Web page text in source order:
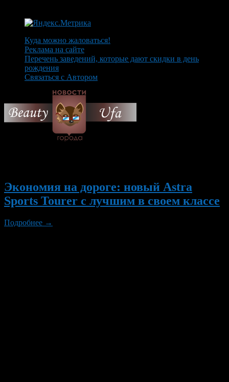
Куда можно жаловаться!
Реклама на сайте
Перечень заведений, которые дают скидки в день
рождения
Связаться с Автором
Экономия на дороге: новый Astra
Sports Tourer с лучшим в своем классе
Подробнее →